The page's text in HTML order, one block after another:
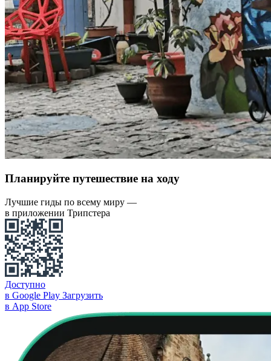
Планируйте путешествие на ходу
Лучшие гиды по всему миру —
в приложении Трипстера
Доступно
в Google Play Загрузить
в App Store